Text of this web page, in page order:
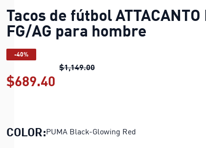
Tacos de fútbol ATTACANTO
FG/AG para hombre
-40%
$1,149.00Tacos de fútbol ATTACANTO II
$689.40
COLOR:PUMA Black-Glowing Red